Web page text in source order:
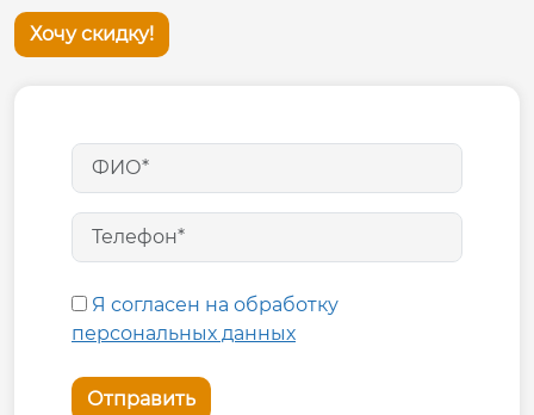
Хочу скидку!
Я согласен на обработку
персональных данных
Отправить